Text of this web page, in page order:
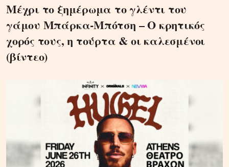
Μέχρι το ξημέρωμα το γλέντι του
γάμου Μπάρκα-Μπότση – Ο κρητικός
χορός τους, η τούρτα & οι καλεσμένοι
(βίντεο)